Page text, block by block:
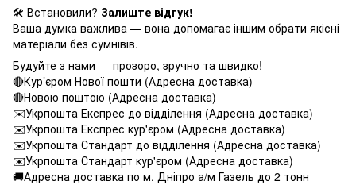
🛠️ Встановили? Залиште відгук!
Ваша думка важлива — вона допомагає іншим обрати якісні
матеріали без сумнівів.
Будуйте з нами — прозоро, зручно та швидко!
🔴Кур’єром Нової пошти (Адресна доставка)
🔴Новою поштою (Адресна доставка)
✉️Укрпошта Експрес до відділення (Адресна доставка)
✉️Укрпошта Експрес кур'єром (Адресна доставка)
✉️Укрпошта Стандарт до відділення (Адресна доставка)
✉️Укрпошта Стандарт кур'єром (Адресна доставка)
🚚Адресна доставка по м. Дніпро а/м Газель до 2 тонн